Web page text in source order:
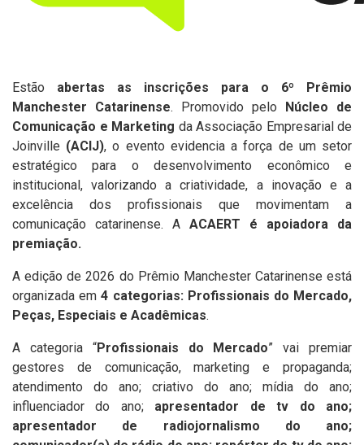
Estão abertas as inscrições para o 6º Prêmio
Manchester Catarinense. Promovido pelo
Núcleo de
Comunicação e Marketing da Associação Empresarial de
Joinville (ACIJ), o evento evidencia a força de um setor
estratégico para o desenvolvimento econômico e
institucional, valorizando a criatividade, a inovação e a
excelência dos profissionais que movimentam a
comunicação catarinense. A ACAERT é apoiadora da
premiação.
A edição de 2026 do Prêmio Manchester Catarinense está
organizada em 4 categorias: Profissionais do Mercado,
Peças, Especiais e Acadêmicas.
A categoria “Profissionais do Mercado” vai premiar
gestores de comunicação, marketing e propaganda;
atendimento do ano; criativo do ano; mídia do ano;
influenciador do ano; apresentador de tv do ano;
apresentador de radiojornalismo do ano;